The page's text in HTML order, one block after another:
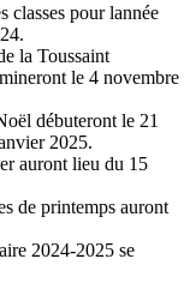
classes pour lannée
la Toussaint
le 4 novembre
débuteront le 21
2025.
auront lieu du 15
de printemps auront
2024-2025 se